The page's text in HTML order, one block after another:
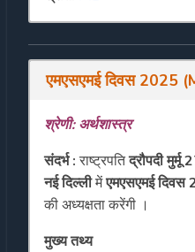
एमएसएमई दिवस 2025
श्रेणी: अर्थशास्त्र
संदर्भ :राष्ट्रपतिद्रौपदी
नई दिल्लीमेंएमएसएमई दिवस
की अध्यक्षता करेंगी ।
मुख्य तथ्य